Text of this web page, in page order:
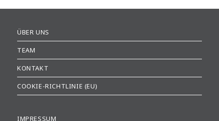
ÜBER UNS
TEAM
KONTAKT
COOKIE-RICHTLINIE (EU)
IMPRESSUM